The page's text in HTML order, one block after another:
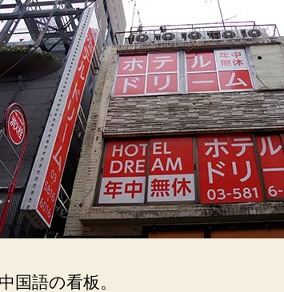
国語の看板。